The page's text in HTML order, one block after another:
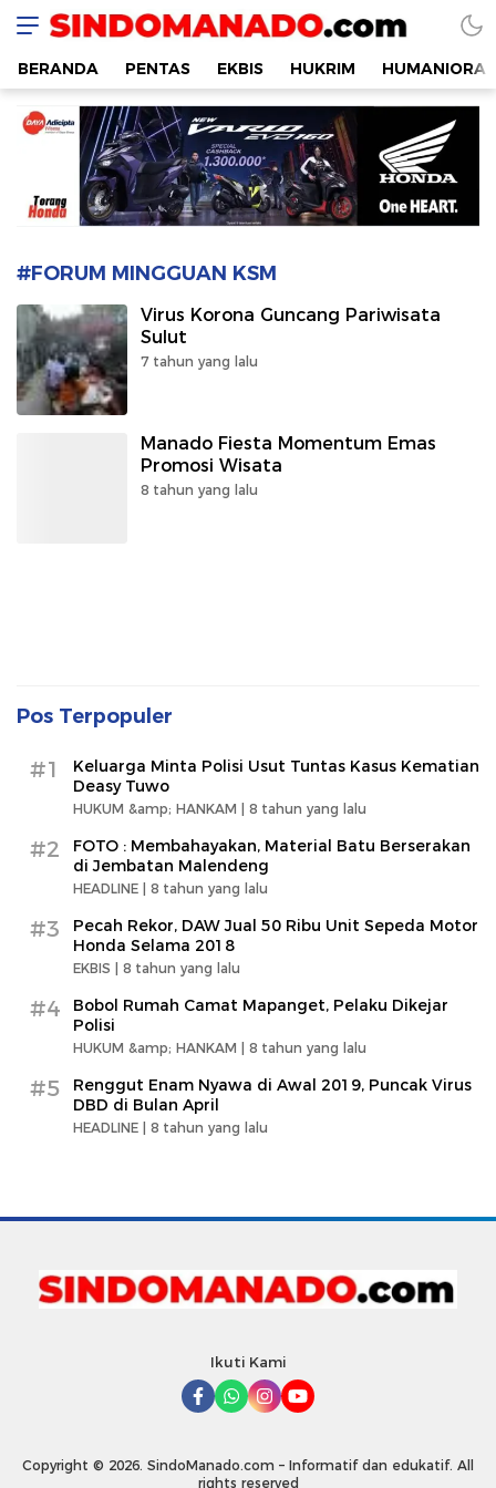
SINDOMANADO
Informatif dan Edukatif
BERANDA PENTAS EKBIS HUKRIM HUMANIORA
#FORUM MINGGUAN KSM
Virus Korona Guncang Pariwisata
Sulut
7 tahun yang lalu
Manado Fiesta Momentum Emas
Promosi Wisata
8 tahun yang lalu
Pos Terpopuler
#1
Keluarga Minta Polisi Usut Tuntas Kasus Kematian
Deasy Tuwo
HUKUM &amp; HANKAM | 8 tahun yang lalu
#2
FOTO : Membahayakan, Material Batu Berserakan
di Jembatan Malendeng
HEADLINE | 8 tahun yang lalu
#3
Pecah Rekor, DAW Jual 50 Ribu Unit Sepeda Motor
Honda Selama 2018
EKBIS | 8 tahun yang lalu
#4
Bobol Rumah Camat Mapanget, Pelaku Dikejar
Polisi
HUKUM &amp; HANKAM | 8 tahun yang lalu
#5
Renggut Enam Nyawa di Awal 2019, Puncak Virus
DBD di Bulan April
HEADLINE | 8 tahun yang lalu
Ikuti Kami
Copyright © 2026. SindoManado.com – Informatif dan edukatif. All
rights reserved